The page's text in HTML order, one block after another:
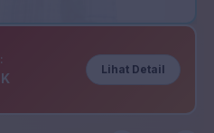
Lihat Detail